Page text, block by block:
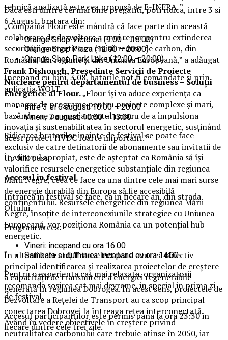
tehnică analizată este cea propusă de E-INFRA. ”
„Compania Flour este mândră că face parte din această
colaborare de dezvoltare a unui reper pentru extinderea
securității energetice cu emisii reduse de carbon, din
România, din regiune și din Uniunea Europeană,” a adăugat
Frank Dishongh, Președinte Servicii de Proiecte
Nucleare pentru departamentul de business – Soluții
Energetice al Flour.„Flour își va aduce experiența ca
manager de programe pentru proiecte complexe și mari,
bazându-ne pe angajamentul nostru de a impulsiona
inovația și sustenabilitatea în sectorul energetic, susținând
acest proiect HVDC foarte important.”
În viitorul apropiat, este de așteptat ca România să își
valorifice resursele energetice substanțiale din regiunea
Mării Negre, ceea ce face ca una dintre cele mai mari surse
de energie durabilă din Europa să fie accesibilă
continentului. Resursele energetice din regiunea Mării
Negre, însoțite de interconexiunile strategice cu Uniunea
Europeană, vor poziționa România ca un potențial hub
energetic.
În ultimii zece ani, Transelectrica a avut ca obiectiv
principal identificarea și realizarea proiectelor de creștere
a capacității de transmitere a energiei regenerabile
generată în regiunea Dobrogea. În acest sens, proiectele de
Dezvoltare a Rețelei de Transport au ca scop principal
conectarea Dobrogei la întreaga rețea interconectată.
Având în vedere obiectivele în creștere privind
neutralitatea carbonului care trebuie atinse în 2050, iar
Daca esti dintre cei mai bine pregatiti, poti ridica, intre 3 si
6 August, bratara din:
Orange Shop Victoriei (9:00 – 18:00)
Orange Shop Plaza (12:00 – 20:00)
Orange Shop Park Lake (12:00 – 20:00)
Incepand cu luni, 3.08, batarile pot fi comandate si prin
aplicatia WOLT.
Intre 3 si 6 august: 10:00 – 20:00
Vineri, 7 august: 10:00 – 13:00
Ridicarea bratarilor inainte de festival se poate face
exclusiv de catre detinatorii de abonamente sau invitatii de
tip full pass.
Accesul in festival
Intrarea in festival se face, ca in fiecare an, din strada
Oltului.
Program acces:
Vineri: incepand cu ora 16:00
Sambata si duminica: incepand cu ora 14:00
Pentru o experienta cat mai relaxata, organizatorii
recomanda sosirea cat mai devreme, in special in prima zi
de festival.
Accesul participantilor este permis pana la ora 23:30 in
fiecare dintre cele trei zile.